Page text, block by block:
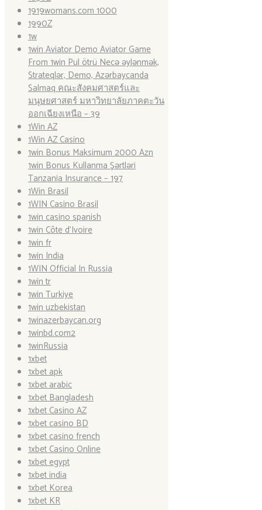
1919womans.com 1000
1990Z
1w
1win Aviator Demo Aviator Game
From 1win Pul ötrü Necə əylənmək,
Strateqlər, Demo, Azərbaycanda
Salmaq คณะสังคมศาสตร์และ
มนุษยศาสตร์ มหาวิทยาลัยภาคตะวัน
ออกเฉียงเหนือ – 39
1Win AZ
1Win AZ Casino
1win Bonus Maksimum 2000 Azn
1win Bonus Kullanma Şərtləri
Tanzania Insurance – 197
1Win Brasil
1WIN Casino Brasil
1win casino spanish
1win Côte d'Ivoire
1win fr
1win India
1WIN Official In Russia
1win tr
1win Turkiye
1win uzbekistan
1winazerbaycan.org
1winbd.com2
1winRussia
1xbet
1xbet apk
1xbet arabic
1xbet Bangladesh
1xbet Casino AZ
1xbet casino BD
1xbet casino french
1xbet Casino Online
1xbet egypt
1xbet india
1xbet Korea
1xbet KR